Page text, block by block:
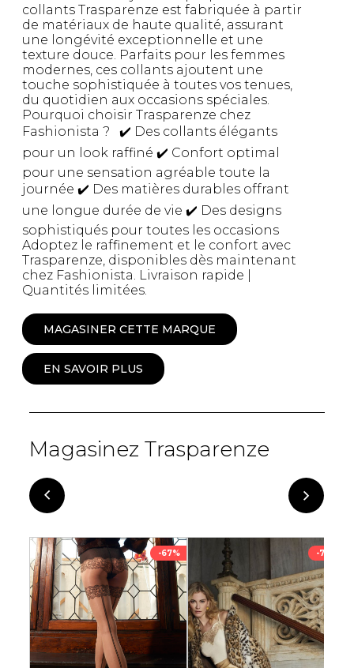
collants Trasparenze est fabriquée à partir
de matériaux de haute qualité, assurant
une longévité exceptionnelle et une
texture douce. Parfaits pour les femmes
modernes, ces collants ajoutent une
touche sophistiquée à toutes vos tenues,
du quotidien aux occasions spéciales.
Pourquoi choisir Trasparenze chez
Fashionista ? ✔️ Des collants élégants
pour un look raffiné ✔️ Confort optimal
pour une sensation agréable toute la
journée ✔️ Des matières durables offrant
une longue durée de vie ✔️ Des designs
sophistiqués pour toutes les occasions
Adoptez le raffinement et le confort avec
Trasparenze, disponibles dès maintenant
chez Fashionista. Livraison rapide |
Quantités limitées.
MAGASINER CETTE MARQUE
EN SAVOIR PLUS
Magasinez Trasparenze
-67% -72%